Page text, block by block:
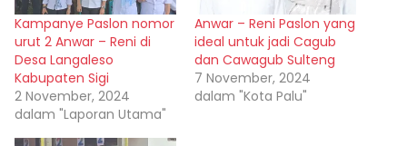
Kampanye Paslon nomor
urut 2 Anwar – Reni di
Desa Langaleso
Kabupaten Sigi
2 November, 2024
dalam "Laporan Utama"
Anwar – Reni Paslon yang
ideal untuk jadi Cagub
dan Cawagub Sulteng
7 November, 2024
dalam "Kota Palu"